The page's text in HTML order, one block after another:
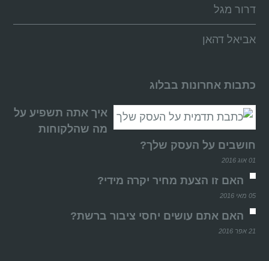
דרור מגל
אביאל דהאן
כתבות אחרונות בבלוג
איך אתה תשפיע על
מה שהלקוחות
חושבים על העסק שלך?
01 אוג 2016
האם זו הצעת מחיר יקרה מידי?
05 מאי 2016
האם אתם עושים יחסי ציבור ברשת?
21 אפר 2016